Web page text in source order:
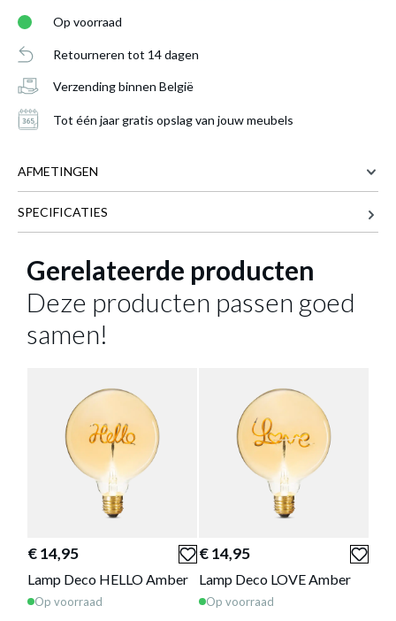
Op voorraad
Retourneren tot 14 dagen
Verzending binnen België
Tot één jaar gratis opslag van jouw meubels
AFMETINGEN
HOOGTE 10.5 cm
Meer afmetingen
SPECIFICATIES
Gerelateerde producten
Deze producten passen goed
samen!
€ 14,95
Lamp Deco HELLO Amber
Op voorraad
€ 14,95
Lamp Deco LOVE Amber
Op voorraad
Tafellamp LEIF Rond Zwart 10,5 cm
toegevoegd aan je winkelmandje
TAFELLAMP LEIF ROND ZWART 10,5
CM
€ 9,60
Prijs per stuk, incl. btw en excl. verzendkosten
GA NAAR WINKELMANDJE of verder winkelen
Deze producten passen goed
samen!